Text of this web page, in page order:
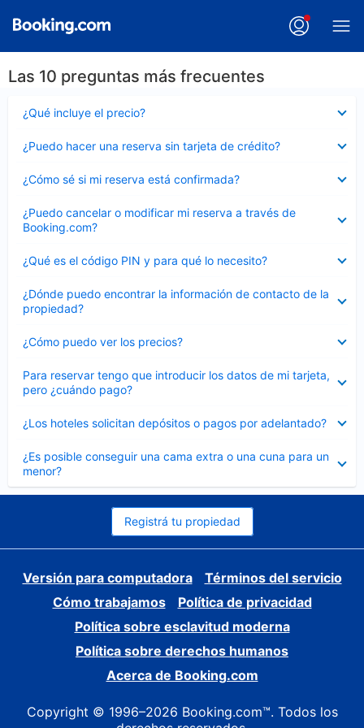
Las 10 preguntas más frecuentes
¿Qué incluye el precio?
cerrado
¿Puedo hacer una reserva sin tarjeta de crédito?
cerrado
¿Cómo sé si mi reserva está confirmada?
cerrado
¿Puedo cancelar o modificar mi reserva a través de
Booking.com?
cerrado
¿Qué es el código PIN y para qué lo necesito?
cerrado
¿Dónde puedo encontrar la información de contacto de la
propiedad?
cerrado
¿Cómo puedo ver los precios?
cerrado
Para reservar tengo que introducir los datos de mi tarjeta,
pero ¿cuándo pago?
cerrado
¿Los hoteles solicitan depósitos o pagos por adelantado?
cerrado
¿Es posible conseguir una cama extra o una cuna para un
menor?
cerrado
Registrá tu propiedad
Versión para computadora
Términos del servicio
Cómo trabajamos
Política de privacidad
Política sobre esclavitud moderna
Política sobre derechos humanos
Acerca de Booking.com
Copyright © 1996–2026 Booking.com™. Todos los